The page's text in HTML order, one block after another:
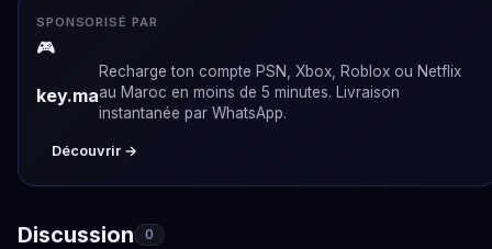
SPONSORISÉ PAR
🎮
key.ma
Recharge ton compte PSN, Xbox, Roblox ou Netflix
au Maroc en moins de 5 minutes. Livraison
instantanée par WhatsApp.
Découvrir →
Discussion 0